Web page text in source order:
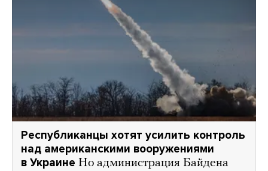
Республиканцы хотят усилить контроль
над американскими вооружениями
в Украине Но администрация Байдена